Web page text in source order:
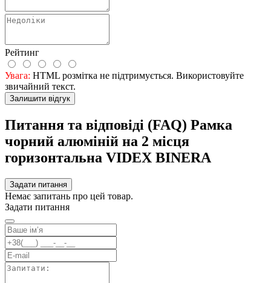
Рейтинг
Увага: HTML розмітка не підтримується. Використовуйте
звичайний текст.
Залишити відгук
Питання та відповіді (FAQ) Рамка
чорний алюміній на 2 місця
горизонтальна VIDEX BINERA
Задати питання
Немає запитань про цей товар.
Задати питання